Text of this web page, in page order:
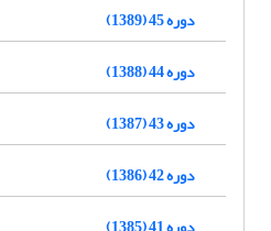
دوره 45 (1389)
دوره 44 (1388)
دوره 43 (1387)
دوره 42 (1386)